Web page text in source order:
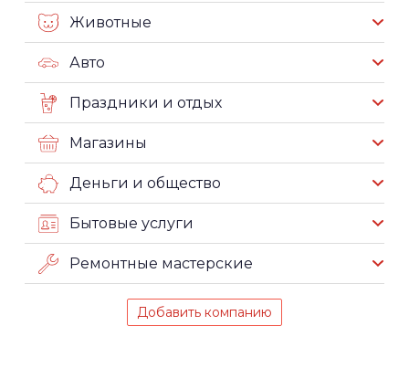
Животные
Авто
Праздники и отдых
Магазины
Деньги и общество
Бытовые услуги
Ремонтные мастерские
Добавить компанию